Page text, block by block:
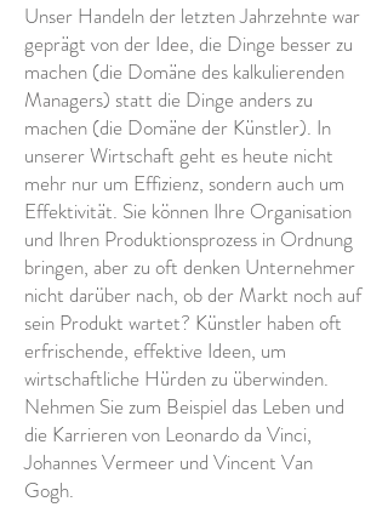
Unser Handeln der letzten Jahrzehnte war
geprägt von der Idee, die Dinge besser zu
machen (die Domäne des kalkulierenden
Managers) statt die Dinge anders zu
machen (die Domäne der Künstler). In
unserer Wirtschaft geht es heute nicht
mehr nur um Effizienz, sondern auch um
Effektivität. Sie können Ihre Organisation
und Ihren Produktionsprozess in Ordnung
bringen, aber zu oft denken Unternehmer
nicht darüber nach, ob der Markt noch auf
sein Produkt wartet? Künstler haben oft
erfrischende, effektive Ideen, um
wirtschaftliche Hürden zu überwinden.
Nehmen Sie zum Beispiel das Leben und
die Karrieren von Leonardo da Vinci,
Johannes Vermeer und Vincent Van
Gogh.